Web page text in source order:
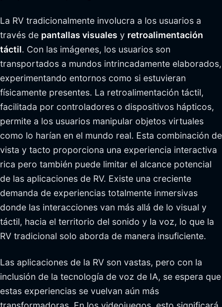
La RV tradicionalmente involucra a los usuarios a
través de pantallas visuales y retroalimentación
táctil. Con las imágenes, los usuarios son
transportados a mundos intrincadamente elaborados,
experimentando entornos como si estuvieran
físicamente presentes. La retroalimentación táctil,
facilitada por controladores o dispositivos hápticos,
permite a los usuarios manipular objetos virtuales
como lo harían en el mundo real. Esta combinación de
vista y tacto proporciona una experiencia interactiva
rica pero también puede limitar el alcance potencial
de las aplicaciones de RV. Existe una creciente
demanda de experiencias totalmente inmersivas
donde las interacciones van más allá de lo visual y
táctil, hacia el territorio del sonido y la voz, lo que la
RV tradicional solo aborda de manera insuficiente.
Las aplicaciones de la RV son vastas, pero con la
inclusión de la tecnología de voz de IA, se espera que
estas experiencias se vuelvan aún más